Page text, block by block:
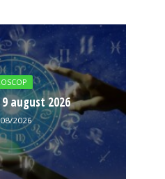
9 august 2026
2026